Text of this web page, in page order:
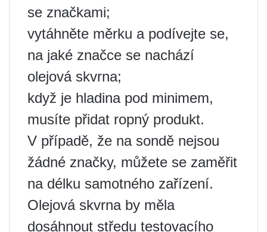
se značkami;
vytáhněte měrku a podívejte se,
na jaké značce se nachází
olejová skvrna;
když je hladina pod minimem,
musíte přidat ropný produkt.
V případě, že na sondě nejsou
žádné značky, můžete se zaměřit
na délku samotného zařízení.
Olejová skvrna by měla
dosáhnout středu testovacího